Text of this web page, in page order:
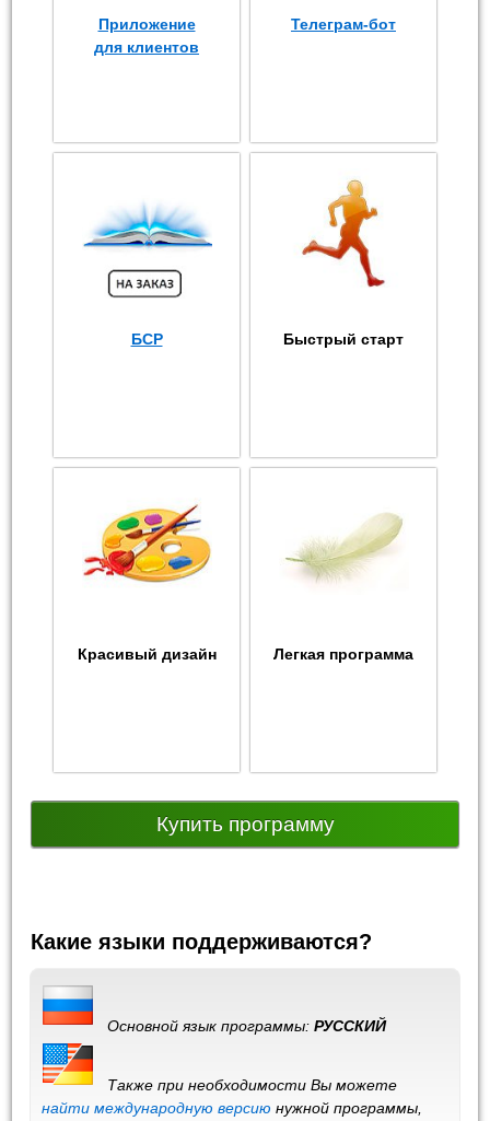
Приложение
для клиентов
Телеграм-бот
БСР Быстрый старт
Красивый дизайн Легкая программа
Купить программу
Какие языки поддерживаются?
Основной язык программы:РУССКИЙ
Также при необходимости Вы можете
найти международную версию нужной программы,